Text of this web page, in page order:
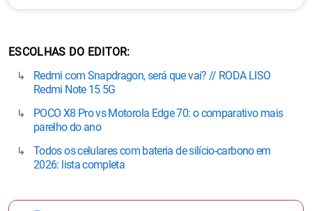
ESCOLHAS DO EDITOR
Redmi com Snapdragon, será que vai? // RODA LISO
Redmi Note 15 5G
POCO X8 Pro vs Motorola Edge 70: o comparativo mais
parelho do ano
Todos os celulares com bateria de silício-carbono em
2026: lista completa